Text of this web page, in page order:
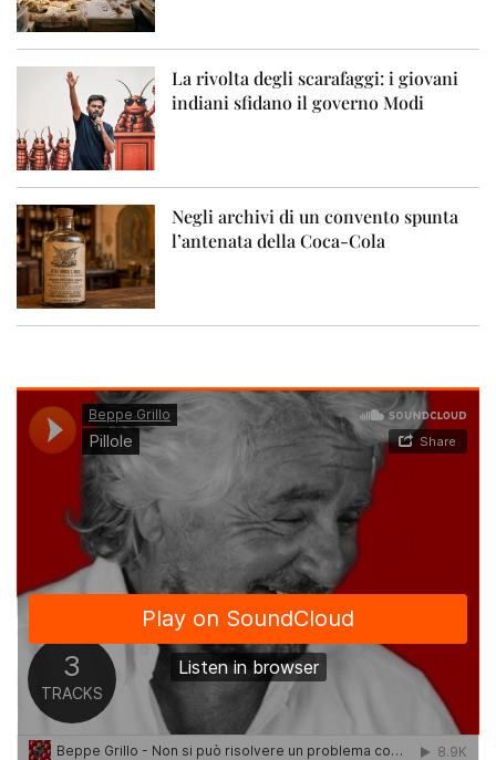
La rivolta degli scarafaggi: i giovani
indiani sfidano il governo Modi
Negli archivi di un convento spunta
l’antenata della Coca-Cola